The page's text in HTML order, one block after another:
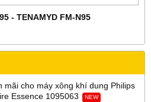
- TENAMYD FM-N95
mãi cho máy xông khí dung Philips
Essence 1095063
NEW